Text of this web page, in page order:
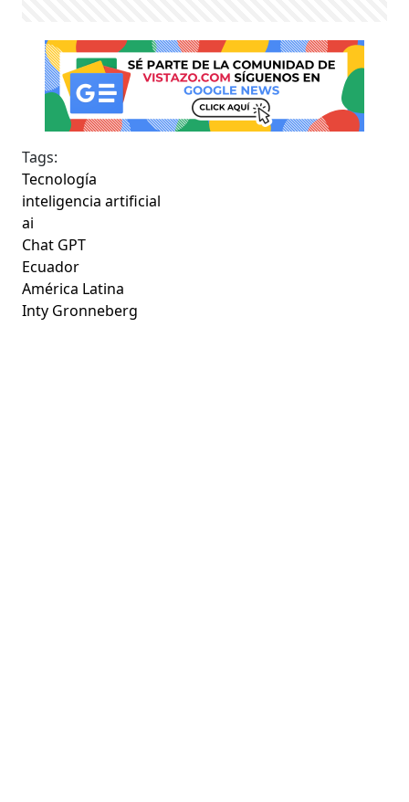
Tags:
Tecnología
inteligencia artificial
ai
Chat GPT
Ecuador
América Latina
Inty Gronneberg